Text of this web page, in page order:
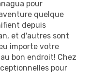
pour
quelque
depuis
et d'autres sont
importe votre
bon endroit! Chez
pour